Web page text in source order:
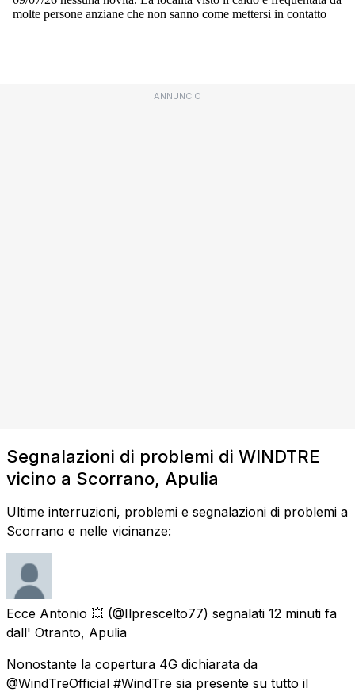
ANNUNCIO
Segnalazioni di problemi di WINDTRE
vicino a Scorrano, Apulia
Ultime interruzioni, problemi e segnalazioni di problemi a
Scorrano e nelle vicinanze:
Ecce Antonio 💥 (@Ilprescelto77) segnalati 12 minuti fa
dall' Otranto, Apulia
Nonostante la copertura 4G dichiarata da
@WindTreOfficial #WindTre sia presente su tutto il